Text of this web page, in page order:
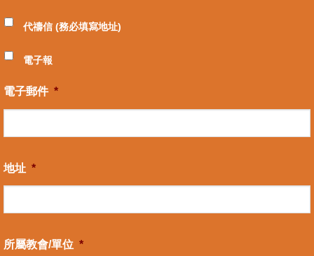
代禱信 (務必填寫地址)
電子報
電子郵件 *
地址 *
所屬教會/單位 *